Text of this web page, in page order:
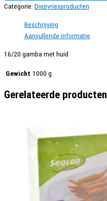
aantal
Categorie: Diepvriesproducten
Beschrijving
Aanvullende informatie
16/20 gamba met huid
Gewicht 1000 g
Gerelateerde producten